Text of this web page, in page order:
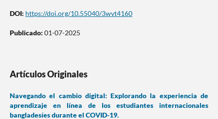
DOI: https://doi.org/10.55040/3wvt4160
Publicado: 01-07-2025
Artículos Originales
Navegando el cambio digital: Explorando la experiencia de
aprendizaje en línea de los estudiantes internacionales
bangladesíes durante el COVID-19.